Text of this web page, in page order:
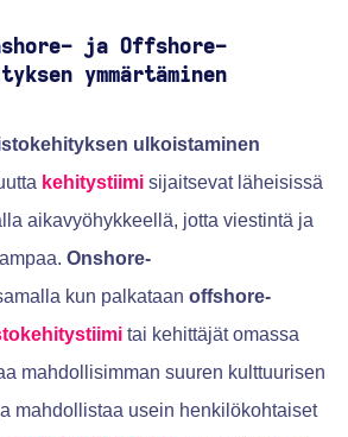
ja Offshore-
ymmärtäminen
ulkoistaminen
kehitystiimi sijaitsevat läheisissä
aikavyöhykkeellä, jotta viestintä ja
Onshore-
kun palkataan offshore-
tai kehittäjät omassa
mahdollisimman suuren kulttuurisen
mahdollistaa usein henkilökohtaiset